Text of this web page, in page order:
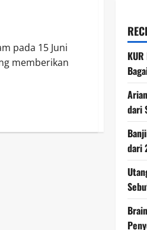
pada 15 Juni
memberikan
dari
dari